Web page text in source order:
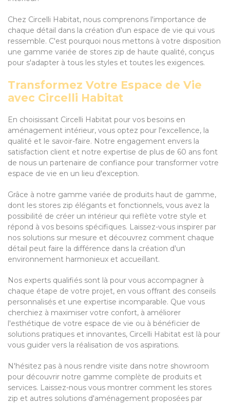
Chez Circelli Habitat, nous comprenons l'importance de
chaque détail dans la création d'un espace de vie qui vous
ressemble. C'est pourquoi nous mettons à votre disposition
une gamme variée de stores zip de haute qualité, conçus
pour s'adapter à tous les styles et toutes les exigences.
Transformez Votre Espace de Vie
avec Circelli Habitat
En choisissant Circelli Habitat pour vos besoins en
aménagement intérieur, vous optez pour l'excellence, la
qualité et le savoir-faire. Notre engagement envers la
satisfaction client et notre expertise de plus de 60 ans font
de nous un partenaire de confiance pour transformer votre
espace de vie en un lieu d'exception.
Grâce à notre gamme variée de produits haut de gamme,
dont les stores zip élégants et fonctionnels, vous avez la
possibilité de créer un intérieur qui reflète votre style et
répond à vos besoins spécifiques. Laissez-vous inspirer par
nos solutions sur mesure et découvrez comment chaque
détail peut faire la différence dans la création d'un
environnement harmonieux et accueillant.
Nos experts qualifiés sont là pour vous accompagner à
chaque étape de votre projet, en vous offrant des conseils
personnalisés et une expertise incomparable. Que vous
cherchiez à maximiser votre confort, à améliorer
l'esthétique de votre espace de vie ou à bénéficier de
solutions pratiques et innovantes, Circelli Habitat est là pour
vous guider vers la réalisation de vos aspirations.
N'hésitez pas à nous rendre visite dans notre showroom
pour découvrir notre gamme complète de produits et
services. Laissez-nous vous montrer comment les stores
zip et autres solutions d'aménagement proposées par